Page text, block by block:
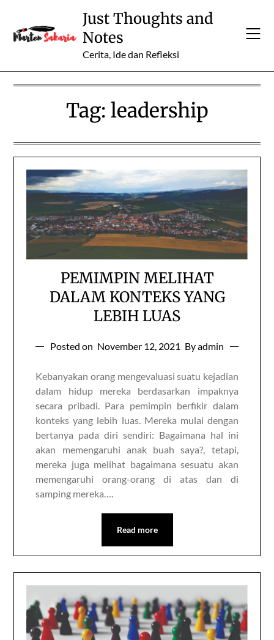
content
Just Thoughts and
Notes
Cerita, Ide dan Refleksi
Tag: leadership
PEMIMPIN MELIHAT
DALAM KONTEKS YANG
LEBIH LUAS
Posted on November 12, 2021 By admin
Kebanyakan orang mengevaluasi suatu kejadian
dalam hidup mereka berdasarkan impaknya
secara pribadi. Para pemimpin berfikir dalam
konteks yang lebih luas. Mereka mulai dengan
bertanya pada diri sendiri: Bagaimana hal ini
akan memengaruhi anak buah saya?, tetapi,
mereka juga melihat bagaimana sesuatu akan
memengaruhi orang-orang di atas dan di
samping mereka….
Read more